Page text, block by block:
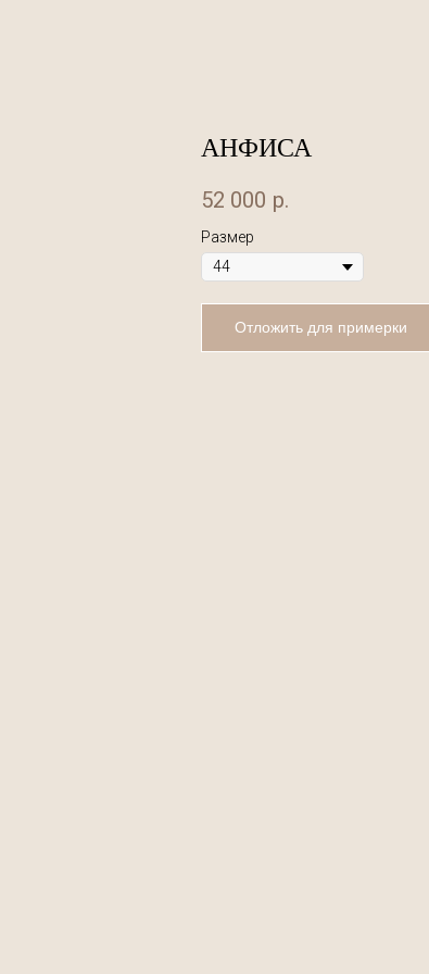
АНФИСА
52 000 р.
Размер
Отложить для примерки